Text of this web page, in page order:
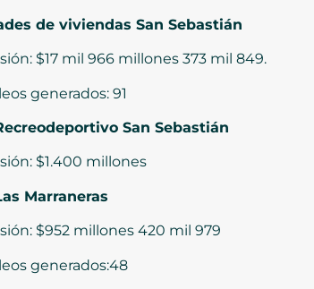
de viviendas San Sebastián
$17 mil 966 millones 373 mil 849.
generados: 91
San Sebastián
$1.400 millones
Marraneras
$952 millones 420 mil 979
generados:48